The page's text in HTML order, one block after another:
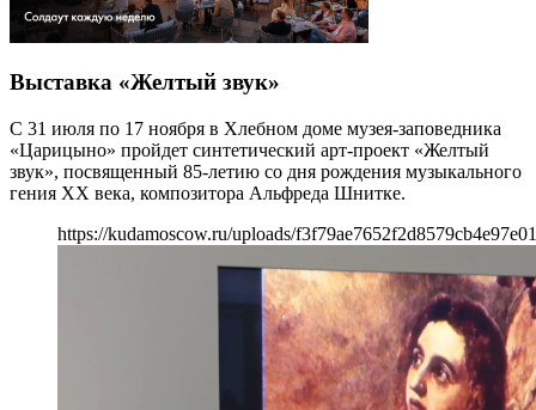
Выставка «Желтый звук»
С 31 июля по 17 ноября в Хлебном доме музея-заповедника
«Царицыно» пройдет синтетический арт-проект «Желтый
звук», посвященный 85-летию со дня рождения музыкального
гения ХХ века, композитора Альфреда Шнитке.
https://kudamoscow.ru/uploads/